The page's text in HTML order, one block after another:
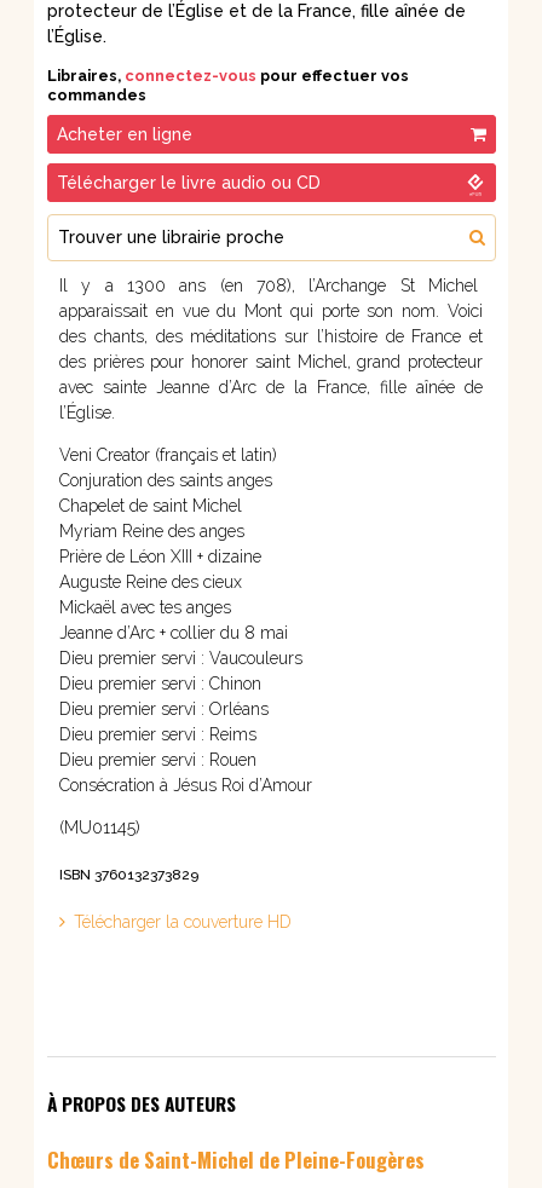
protecteur de l’Église et de la France, fille aînée de
l’Église.
Libraires, connectez-vous pour effectuer vos
commandes
Acheter en ligne
Télécharger le livre audio ou CD
Trouver une librairie proche
Il y a 1300 ans (en 708), l’Archange St Michel
apparaissait en vue du Mont qui porte son nom. Voici
des chants, des méditations sur l’histoire de France et
des prières pour honorer saint Michel, grand protecteur
avec sainte Jeanne d’Arc de la France, fille aînée de
l’Église.
Veni Creator (français et latin)
Conjuration des saints anges
Chapelet de saint Michel
Myriam Reine des anges
Prière de Léon XIII + dizaine
Auguste Reine des cieux
Mickaël avec tes anges
Jeanne d’Arc + collier du 8 mai
Dieu premier servi : Vaucouleurs
Dieu premier servi : Chinon
Dieu premier servi : Orléans
Dieu premier servi : Reims
Dieu premier servi : Rouen
Consécration à Jésus Roi d’Amour
(MU01145)
ISBN 3760132373829
Télécharger la couverture HD
À PROPOS DES AUTEURS
Chœurs de Saint-Michel de Pleine-Fougères